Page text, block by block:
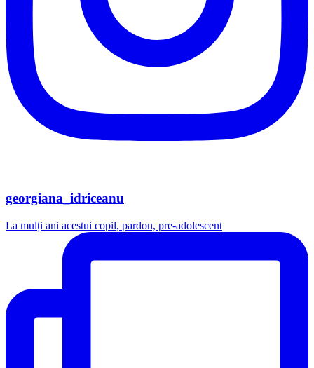
georgiana_idriceanu
La mulți ani acestui copil, pardon, pre-adolescent